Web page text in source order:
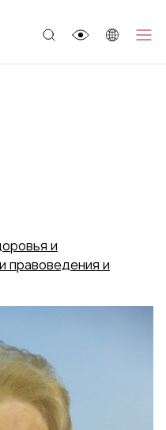
и
правоведения и